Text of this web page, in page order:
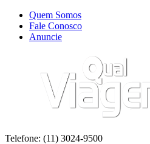
Quem Somos
Fale Conosco
Anuncie
Telefone: (11) 3024-9500